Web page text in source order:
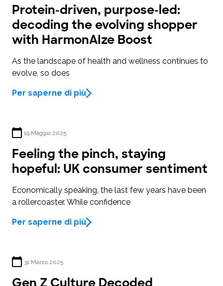
Protein-driven, purpose-led:
decoding the evolving shopper
with HarmonAIze Boost
As the landscape of health and wellness continues to
evolve, so does
Per saperne di più
19 Maggio 2025
Feeling the pinch, staying
hopeful: UK consumer sentiment
Economically speaking, the last few years have been
a rollercoaster. While confidence
Per saperne di più
31 Marzo 2025
Gen Z Culture Decoded